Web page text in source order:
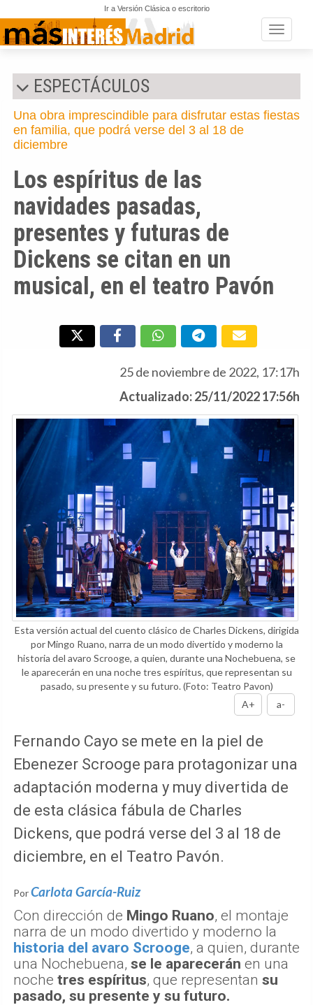
Ir a Versión Clásica o escritorio
Toggle
ESPECTÁCULOS
Una obra imprescindible para disfrutar estas fiestas
en familia, que podrá verse del 3 al 18 de
diciembre
Los espíritus de las
navidades pasadas,
presentes y futuras de
Dickens se citan en un
musical, en el teatro Pavón
25 de noviembre de 2022, 17:17h
Actualizado: 25/11/2022 17:56h
Esta versión actual del cuento clásico de Charles Dickens, dirigida
por Mingo Ruano, narra de un modo divertido y moderno la
historia del avaro Scrooge, a quien, durante una Nochebuena, se
le aparecerán en una noche tres espíritus, que representan su
pasado, su presente y su futuro.(Foto: Teatro Pavon)
A+
a-
Fernando Cayo se mete en la piel de
Ebenezer Scrooge para protagonizar una
adaptación moderna y muy divertida de
de esta clásica fábula de Charles
Dickens, que podrá verse del 3 al 18 de
diciembre, en el Teatro Pavón.
PorCarlota García-Ruiz
Con dirección de Mingo Ruano, el montaje
narra de un modo divertido y moderno la
historia del avaro Scrooge, a quien, durante
una Nochebuena, se le aparecerán en una
noche tres espíritus, que representan su
pasado, su presente y su futuro.